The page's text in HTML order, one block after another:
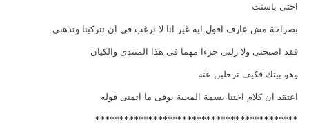
اختى باسنت
بصراحة مش عارف اقول ايه غير انا لا نرغب فى ان تتركينا وتذهبى
فقد اصبحتى ولا زلتى جزءا مهما فى هذا المنتدى والكيان
وهو بيتك فكيف ترحلين عنه
اعتقد ان كلام اختنا بسمة المحبة يوفى ما اتمنى قوله
******************************************